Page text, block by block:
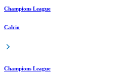
Champions League
Calcio
Champions League